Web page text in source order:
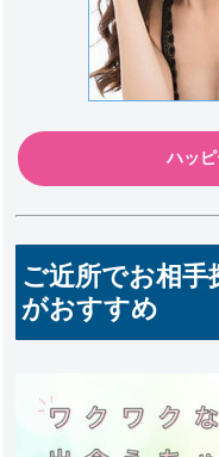
ハッ
ご近所でお相
がおすすめ